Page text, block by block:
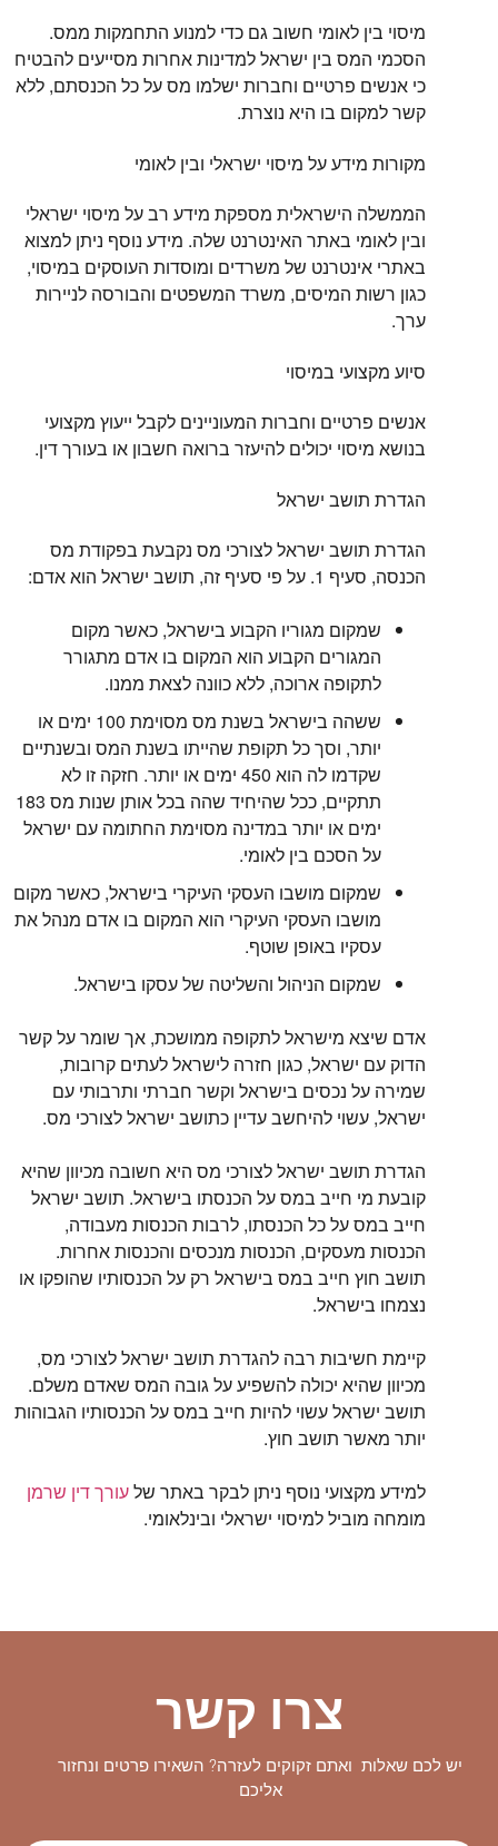
מיסוי בין לאומי חשוב גם כדי למנוע התחמקות ממס.
הסכמי המס בין ישראל למדינות אחרות מסייעים להבטיח
כי אנשים פרטיים וחברות ישלמו מס על כל הכנסתם, ללא
קשר למקום בו היא נוצרת.
מקורות מידע על מיסוי ישראלי ובין לאומי
הממשלה הישראלית מספקת מידע רב על מיסוי ישראלי
ובין לאומי באתר האינטרנט שלה. מידע נוסף ניתן למצוא
באתרי אינטרנט של משרדים ומוסדות העוסקים במיסוי,
כגון רשות המיסים, משרד המשפטים והבורסה לניירות
ערך.
סיוע מקצועי במיסוי
אנשים פרטיים וחברות המעוניינים לקבל ייעוץ מקצועי
בנושא מיסוי יכולים להיעזר ברואה חשבון או בעורך דין.
הגדרת תושב ישראל
הגדרת תושב ישראל לצורכי מס נקבעת בפקודת מס
הכנסה, סעיף 1. על פי סעיף זה, תושב ישראל הוא אדם:
שמקום מגוריו הקבוע בישראל, כאשר מקום
המגורים הקבוע הוא המקום בו אדם מתגורר
לתקופה ארוכה, ללא כוונה לצאת ממנו.
ששהה בישראל בשנת מס מסוימת 100 ימים או
יותר, וסך כל תקופת שהייתו בשנת המס ובשנתיים
שקדמו לה הוא 450 ימים או יותר. חזקה זו לא
תתקיים, ככל שהיחיד שהה בכל אותן שנות מס 183
ימים או יותר במדינה מסוימת החתומה עם ישראל
על הסכם בין לאומי.
שמקום מושבו העסקי העיקרי בישראל, כאשר מקום
מושבו העסקי העיקרי הוא המקום בו אדם מנהל את
עסקיו באופן שוטף.
שמקום הניהול והשליטה של עסקו בישראל.
אדם שיצא מישראל לתקופה ממושכת, אך שומר על קשר
הדוק עם ישראל, כגון חזרה לישראל לעתים קרובות,
שמירה על נכסים בישראל וקשר חברתי ותרבותי עם
ישראל, עשוי להיחשב עדיין כתושב ישראל לצורכי מס.
הגדרת תושב ישראל לצורכי מס היא חשובה מכיוון שהיא
קובעת מי חייב במס על הכנסתו בישראל. תושב ישראל
חייב במס על כל הכנסתו, לרבות הכנסות מעבודה,
הכנסות מעסקים, הכנסות מנכסים והכנסות אחרות.
תושב חוץ חייב במס בישראל רק על הכנסותיו שהופקו או
נצמחו בישראל.
קיימת חשיבות רבה להגדרת תושב ישראל לצורכי מס,
מכיוון שהיא יכולה להשפיע על גובה המס שאדם משלם.
תושב ישראל עשוי להיות חייב במס על הכנסותיו הגבוהות
יותר מאשר תושב חוץ.
למידע מקצועי נוסף ניתן לבקר באתר שלעורך דין שרמן
מומחה מוביל למיסוי ישראלי ובינלאומי.
צרו קשר
יש לכם שאלות ואתם זקוקים לעזרה? השאירו פרטים ונחזור
אליכם